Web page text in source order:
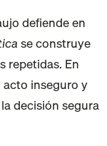
defiende en
se construye
repetidas. En
acto inseguro y
decisión segura